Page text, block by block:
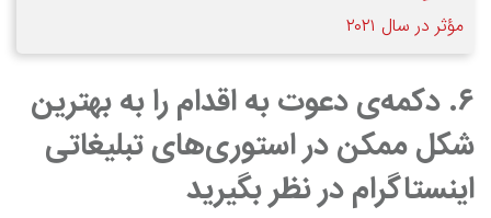
مؤثر در سال ۲۰۲۱
۶. دکمه‌ی دعوت به اقدام را به بهترین
شکل ممکن در استوری‌های تبلیغاتی
اینستاگرام در نظر بگیرید